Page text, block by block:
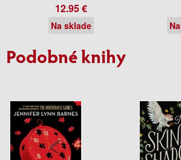
12.95 €
Na sklade
Podobné knihy